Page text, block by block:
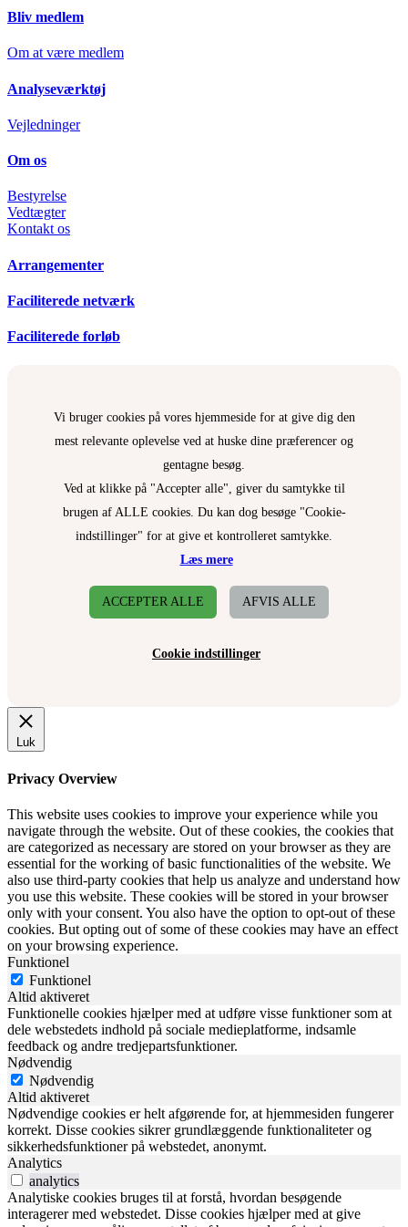
Close
Bliv medlem
Om at være medlem
Analyseværktøj
Vejledninger
Om os
Bestyrelse
Vedtægter
Kontakt os
Arrangementer
Faciliterede netværk
Faciliterede forløb
Vi bruger cookies på vores hjemmeside for at give dig den
mest relevante oplevelse ved at huske dine præferencer og
gentagne besøg.
Ved at klikke på "Accepter alle", giver du samtykke til
brugen af ALLE cookies. Du kan dog besøge "Cookie-
indstillinger" for at give et kontrolleret samtykke.
Læs mere
ACCEPTER ALLE AFVIS ALLE
Cookie indstillinger
Luk
Privacy Overview
This website uses cookies to improve your experience while you
navigate through the website. Out of these cookies, the cookies that
are categorized as necessary are stored on your browser as they are
essential for the working of basic functionalities of the website. We
also use third-party cookies that help us analyze and understand how
you use this website. These cookies will be stored in your browser
only with your consent. You also have the option to opt-out of these
cookies. But opting out of some of these cookies may have an effect
on your browsing experience.
Funktionel
Funktionel
Altid aktiveret
Funktionelle cookies hjælper med at udføre visse funktioner som at
dele webstedets indhold på sociale medieplatforme, indsamle
feedback og andre tredjepartsfunktioner.
Nødvendig
Nødvendig
Altid aktiveret
Nødvendige cookies er helt afgørende for, at hjemmesiden fungerer
korrekt. Disse cookies sikrer grundlæggende funktionaliteter og
sikkerhedsfunktioner på webstedet, anonymt.
Analytics
analytics
Analytiske cookies bruges til at forstå, hvordan besøgende
interagerer med webstedet. Disse cookies hjælper med at give